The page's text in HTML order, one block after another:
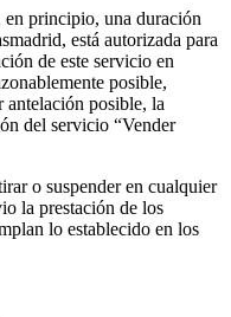
en principio, una duración
está autorizada para
de este servicio en
posible,
antelación posible, la
del servicio “Vender
o suspender en cualquier
la prestación de los
lo establecido en los